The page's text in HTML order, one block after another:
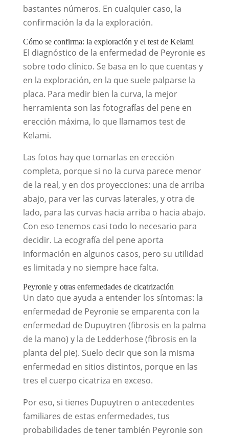
bastantes números. En cualquier caso, la
confirmación la da la exploración.
Cómo se confirma: la exploración y el test de Kelami
El diagnóstico de la enfermedad de Peyronie es
sobre todo clínico. Se basa en lo que cuentas y
en la exploración, en la que suele palparse la
placa. Para medir bien la curva, la mejor
herramienta son las fotografías del pene en
erección máxima, lo que llamamos test de
Kelami.
Las fotos hay que tomarlas en erección
completa, porque si no la curva parece menor
de la real, y en dos proyecciones: una de arriba
abajo, para ver las curvas laterales, y otra de
lado, para las curvas hacia arriba o hacia abajo.
Con eso tenemos casi todo lo necesario para
decidir. La ecografía del pene aporta
información en algunos casos, pero su utilidad
es limitada y no siempre hace falta.
Peyronie y otras enfermedades de cicatrización
Un dato que ayuda a entender los síntomas: la
enfermedad de Peyronie se emparenta con la
enfermedad de Dupuytren (fibrosis en la palma
de la mano) y la de Ledderhose (fibrosis en la
planta del pie). Suelo decir que son la misma
enfermedad en sitios distintos, porque en las
tres el cuerpo cicatriza en exceso.
Por eso, si tienes Dupuytren o antecedentes
familiares de estas enfermedades, tus
probabilidades de tener también Peyronie son